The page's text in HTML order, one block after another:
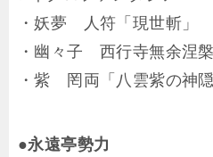
・妖夢 人符「現世斬」
・幽々子 西行寺無余涅槃
・紫 罔両「八雲紫の神隠
●永遠亭勢力